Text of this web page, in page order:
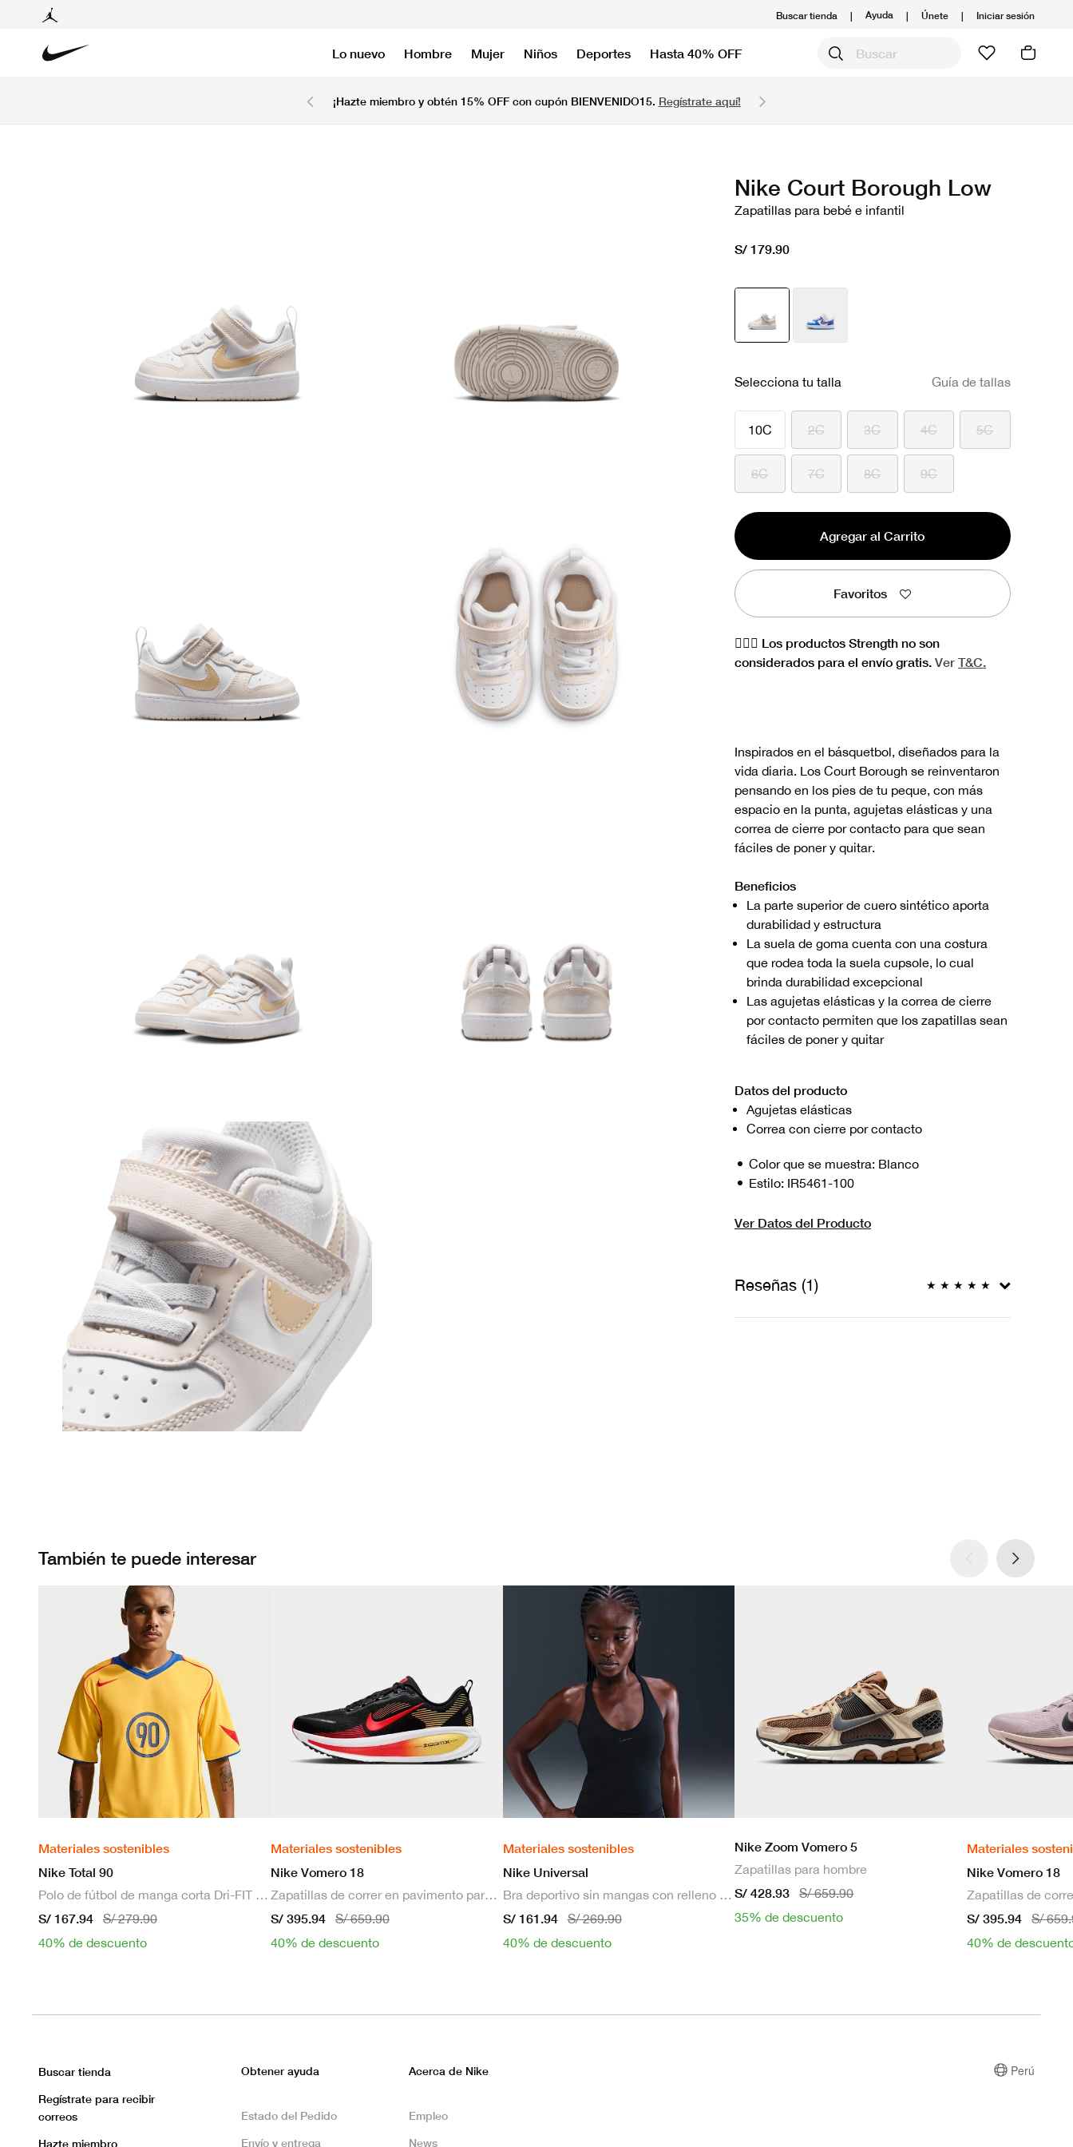
Buscar tienda | Ayuda | Únete | Iniciar sesión
Lo nuevo Hombre Mujer Niños Deportes Hasta 40% OFF
¡Hazte miembro y obtén 15% OFF con cupón BIENVENIDO15. Regístrate aquí!
Nike Court Borough Low
Zapatillas para bebé e infantil
S/ 179.90
Selecciona tu talla Guía de tallas
10C 2C 3C 4C 5C
6C 7C 8C 9C
Agregar al Carrito
Favoritos
🏋🏻‍♀️ Los productos Strength no son
considerados para el envío gratis. Ver T&C.
Inspirados en el básquetbol, diseñados para la
vida diaria. Los Court Borough se reinventaron
pensando en los pies de tu peque, con más
espacio en la punta, agujetas elásticas y una
correa de cierre por contacto para que sean
fáciles de poner y quitar.
Beneficios
La parte superior de cuero sintético aporta
durabilidad y estructura
La suela de goma cuenta con una costura
que rodea toda la suela cupsole, lo cual
brinda durabilidad excepcional
Las agujetas elásticas y la correa de cierre
por contacto permiten que los zapatillas sean
fáciles de poner y quitar
Datos del producto
Agujetas elásticas
Correa con cierre por contacto
Color que se muestra: Blanco
Estilo: IR5461-100
Ver Datos del Producto
Reseñas (1) ★ ★ ★ ★ ★
También te puede interesar
Materiales sostenibles
Nike Total 90
Polo de fútbol de manga corta Dri-FIT para hombre
S/ 167.94
S/ 279.90
40% de descuento
Materiales sostenibles
Nike Vomero 18
Zapatillas de correr en pavimento para hombre
S/ 395.94
S/ 659.90
40% de descuento
Materiales sostenibles
Nike Universal
Bra deportivo sin mangas con relleno de sujeción media para mujer
S/ 161.94
S/ 269.90
40% de descuento
Nike Zoom Vomero 5
Zapatillas para hombre
S/ 428.93
S/ 659.90
35% de descuento
Materiales
Nike Vomero 18
S/ 395.94
S/
40% de
Buscar tienda
Regístrate para recibir
correos
Hazte miembro
Obtener ayuda
Estado del Pedido
Envío y entrega
Acerca de Nike
Empleo
News
Perú